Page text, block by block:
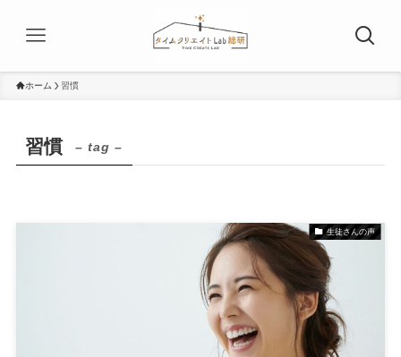
ホーム 習慣
習慣 – tag –
生徒さんの声